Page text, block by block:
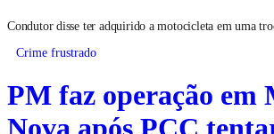
Condutor disse ter adquirido a motocicleta em uma
Crime frustrado
PM faz operação em